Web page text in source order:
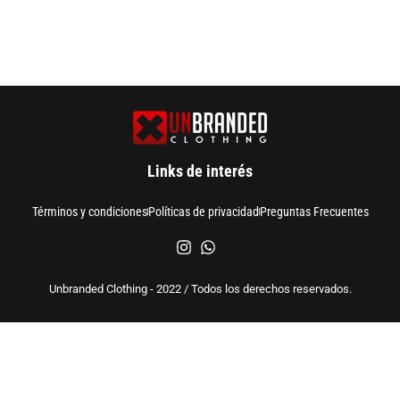
Links de interés
Términos y condicionesPolíticas de privacidadPreguntas Frecuentes
Unbranded Clothing - 2022 / Todos los derechos reservados.